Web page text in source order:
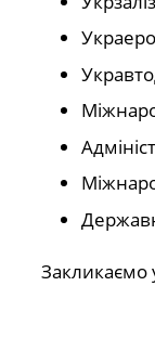
Закликаємо